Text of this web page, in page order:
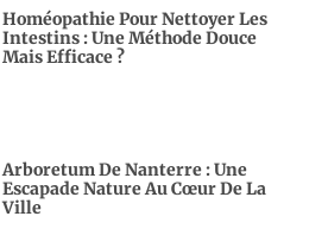
Homéopathie Pour Nettoyer Les
Intestins : Une Méthode Douce
Mais Efficace ?
Arboretum De Nanterre : Une
Escapade Nature Au Cœur De La
Ville